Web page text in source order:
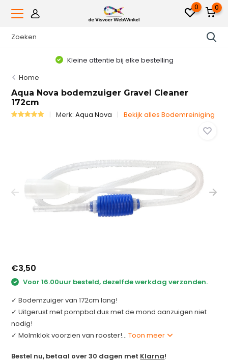
0 0
Kleine attentie bij elke bestelling
Home
Aqua Nova bodemzuiger Gravel Cleaner
172cm
Merk:Aqua Nova Bekijk alles Bodemreiniging
€3,50
Voor 16.00uur besteld, dezelfde werkdag verzonden.
✓ Bodemzuiger van 172cm lang!
✓ Uitgerust met pompbal dus met de mond aanzuigen niet
nodig!
✓ Molmklok voorzien van rooster!...Toon meer
Bestel nu, betaal over 30 dagen met Klarna!